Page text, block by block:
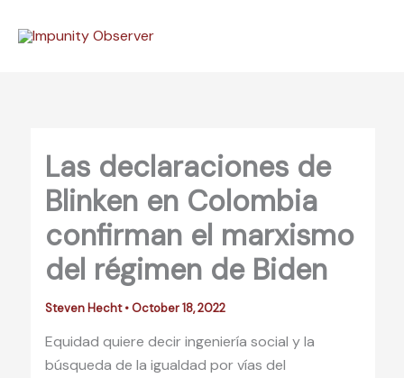
Las declaraciones de
Blinken en Colombia
confirman el marxismo
del régimen de Biden
Steven Hecht•October 18, 2022
Equidad quiere decir ingeniería social y la
búsqueda de la igualdad por vías del